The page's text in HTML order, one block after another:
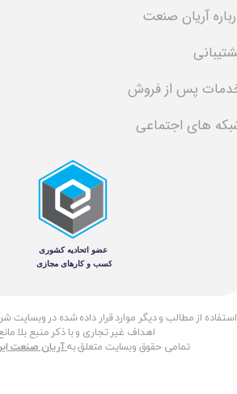
​استفاده از مطالب و دیگر موارد قرار داده شده در
اهداف غیر تجاری و با ذکر منبع بلا
تمامی حقوق وبسایت متعلق بهآریان صنعت
آریان صنعت
پس از فروش
های اجتماعی